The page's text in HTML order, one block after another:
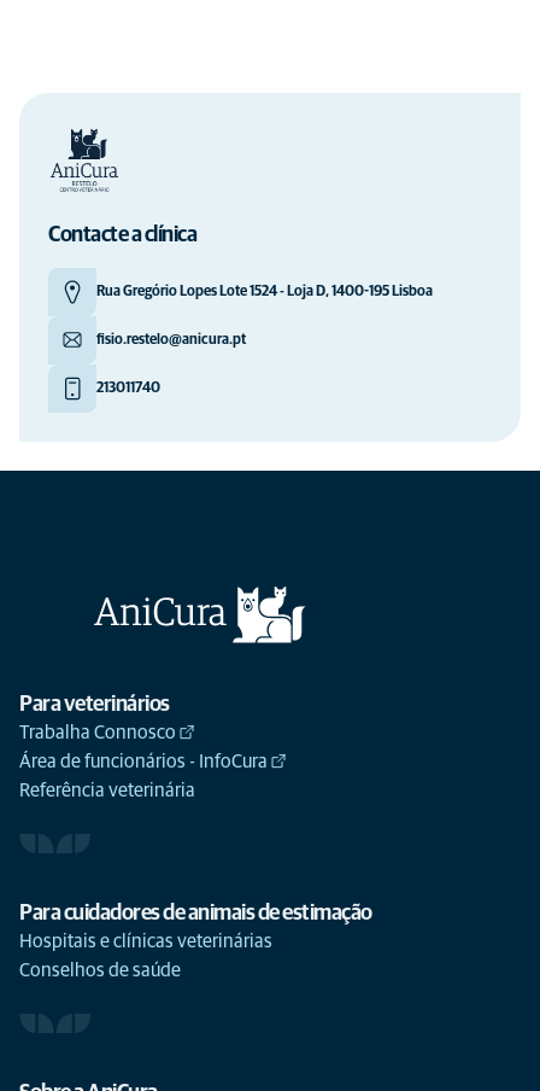
Contacte a clínica
Rua Gregório Lopes Lote 1524 - Loja D, 1400-195 Lisboa
fisio.restelo@anicura.pt
213011740
Para veterinários
Trabalha Connosco
Área de funcionários - InfoCura
Referência veterinária
Para cuidadores de animais de estimação
Hospitais e clínicas veterinárias
Conselhos de saúde